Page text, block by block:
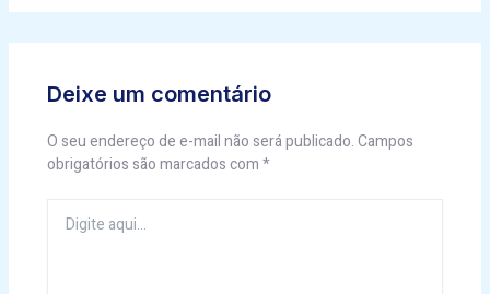
Deixe um comentário
O seu endereço de e-mail não será publicado.Campos
obrigatórios são marcados com*
Digite